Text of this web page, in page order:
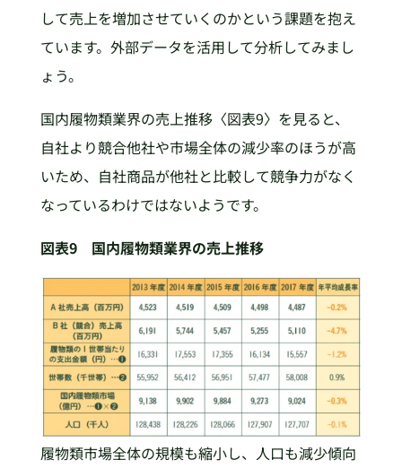
して売上を増加させていくのかという課題を抱え
ています。外部データを活用して分析してみまし
ょう。
国内履物類業界の売上推移〈図表9〉を見ると、
自社より競合他社や市場全体の減少率のほうが高
いため、自社商品が他社と比較して競争力がなく
なっているわけではないようです。
図表9 国内履物類業界の売上推移
履物類市場全体の規模も縮小し、人口も減少傾向